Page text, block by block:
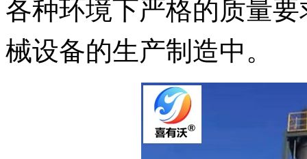
各种环境下严格的质量
械设备的生产制造中。